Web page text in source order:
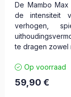
De Mambo
de intensiteit
verhogen,
te dragen zowel
Op voorraad
59,90 €